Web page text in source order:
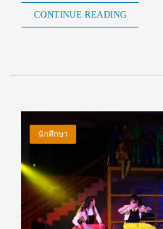
CONTINUE READING
นักศึกษา